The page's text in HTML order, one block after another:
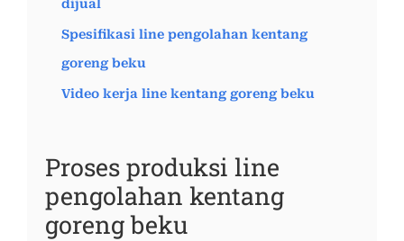
dijual
Spesifikasi line pengolahan kentang
goreng beku
Video kerja line kentang goreng beku
Proses produksi line
pengolahan kentang
goreng beku